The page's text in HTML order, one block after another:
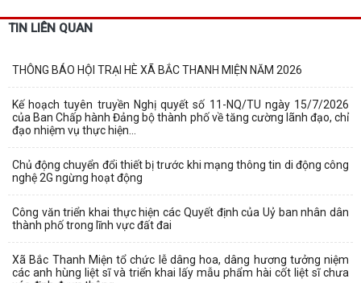
TIN LIÊN QUAN
THÔNG BÁO HỘI TRẠI HÈ XÃ BẮC THANH MIỆN NĂM 2026
Kế hoạch tuyên truyền Nghị quyết số 11-NQ/TU ngày 15/7/2026
của Ban Chấp hành Đảng bộ thành phố về tăng cường lãnh đạo, chỉ
đạo nhiệm vụ thực hiện...
Chủ động chuyển đổi thiết bị trước khi mạng thông tin di động công
nghệ 2G ngừng hoạt động
Công văn triển khai thực hiện các Quyết định của Uỷ ban nhân dân
thành phố trong lĩnh vực đất đai
Xã Bắc Thanh Miện tổ chức lễ dâng hoa, dâng hương tưởng niệm
các anh hùng liệt sĩ và triển khai lấy mẫu phẩm hài cốt liệt sĩ chưa